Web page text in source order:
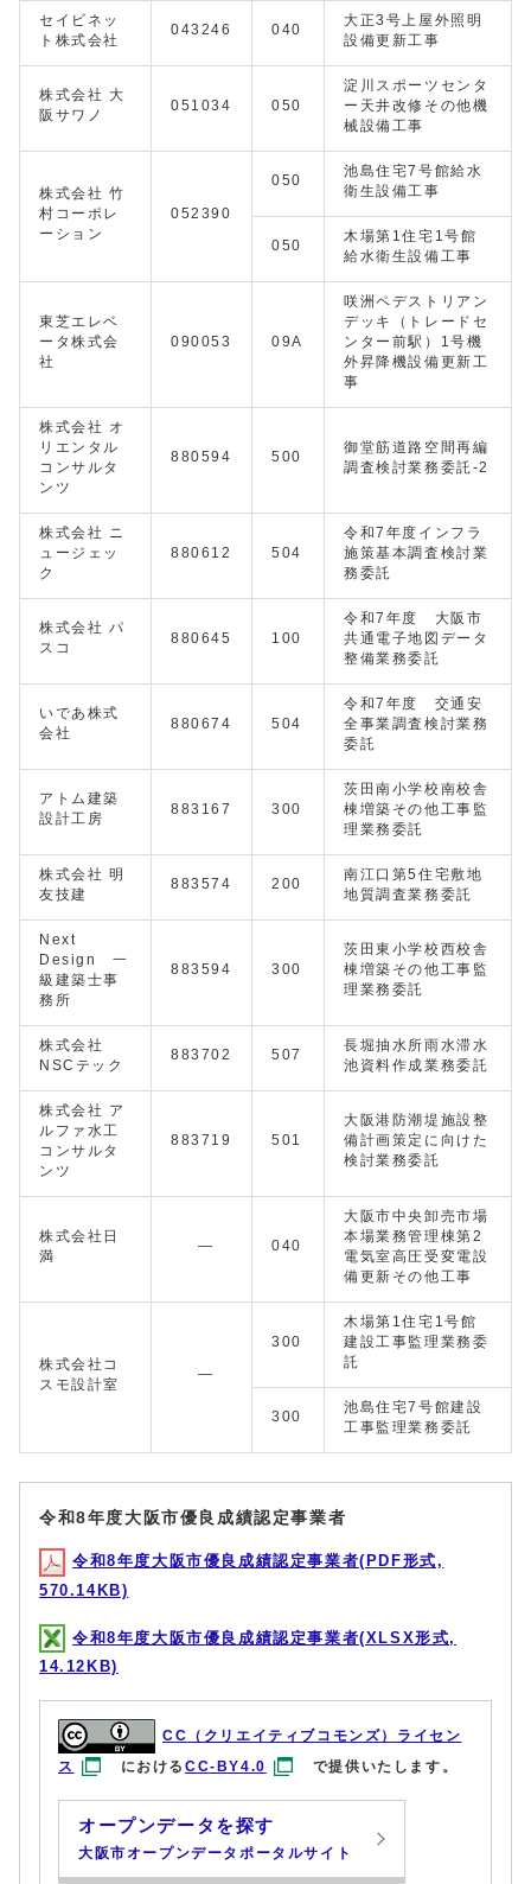
セイビネッ
ト株式会社
043246 040
大正3号上屋外照明
設備更新工事
株式会社 大
阪サワノ
051034 050
淀川スポーツセンタ
ー天井改修その他機
械設備工事
株式会社 竹
村コーポレ
ーション
052390
050
池島住宅7号館給水
衛生設備工事
050
木場第1住宅1号館
給水衛生設備工事
東芝エレベ
ータ株式会
社
090053 09A
咲洲ペデストリアン
デッキ（トレードセ
ンター前駅）1号機
外昇降機設備更新工
事
株式会社 オ
リエンタル
コンサルタ
ンツ
880594 500
御堂筋道路空間再編
調査検討業務委託-2
株式会社 ニ
ュージェッ
ク
880612 504
令和7年度インフラ
施策基本調査検討業
務委託
株式会社 パ
スコ
880645 100
令和7年度 大阪市
共通電子地図データ
整備業務委託
いであ株式
会社
880674 504
令和7年度 交通安
全事業調査検討業務
委託
アトム建築
設計工房
883167 300
茨田南小学校南校舎
棟増築その他工事監
理業務委託
株式会社 明
友技建
883574 200
南江口第5住宅敷地
地質調査業務委託
Next
Design 一
級建築士事
務所
883594 300
茨田東小学校西校舎
棟増築その他工事監
理業務委託
株式会社
NSCテック
883702 507
長堀抽水所雨水滞水
池資料作成業務委託
株式会社 ア
ルファ水工
コンサルタ
ンツ
883719 501
大阪港防潮堤施設整
備計画策定に向けた
検討業務委託
株式会社日
満
— 040
大阪市中央卸売市場
本場業務管理棟第2
電気室高圧受変電設
備更新その他工事
株式会社コ
スモ設計室
—
300
木場第1住宅1号館
建設工事監理業務委
託
300
池島住宅7号館建設
工事監理業務委託
令和8年度大阪市優良成績認定事業者
令和8年度大阪市優良成績認定事業者(PDF形式,
570.14KB)
令和8年度大阪市優良成績認定事業者(XLSX形式,
14.12KB)
CC（クリエイティブコモンズ）ライセン
ス
におけるCC-BY4.0 で提供いたします。
オープンデータを探す
大阪市オープンデータポータルサイト